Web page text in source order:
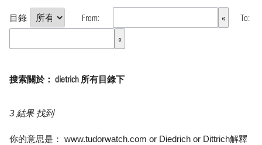
目錄 From: To:
搜索關於： dietrich 所有目錄下
3 結果 找到
你的意思是： www.tudorwatch.com or Diedrich or Dittrich解釋